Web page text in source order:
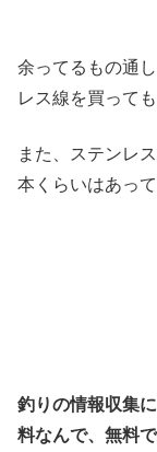
余ってるもの通
レス線を買って
また、ステンレ
本くらいはあっ
釣りの情報収集
料なんで、無料